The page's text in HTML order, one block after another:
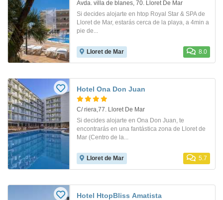
Avda. villa de blanes, 70. Lloret De Mar
Si decides alojarte en htop Royal Star & SPA de
Lloret de Mar, estarás cerca de la playa, a 4min a
pie de...
Lloret de Mar 8.0
Hotel Ona Don Juan
C/ riera,77. Lloret De Mar
Si decides alojarte en Ona Don Juan, te
encontrarás en una fantástica zona de Lloret de
Mar (Centro de la...
Lloret de Mar 5.7
Hotel HtopBliss Amatista